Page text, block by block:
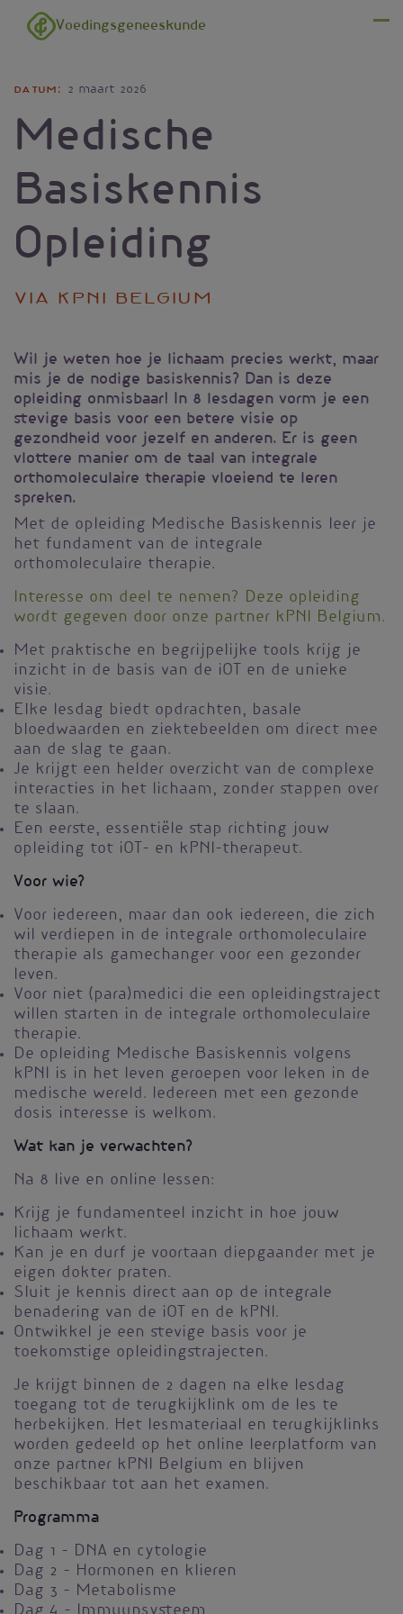
Overslaan en naar de inhoud gaan
Voedingsgeneeskunde
Datum 2 maart 2026
Medische
Basiskennis
Opleiding
via kPNI Belgium
Wil je weten hoe je lichaam precies werkt, maar
mis je de nodige basiskennis? Dan is deze
opleiding onmisbaar! In 8 lesdagen vorm je een
stevige basis voor een betere visie op
gezondheid voor jezelf en anderen. Er is geen
vlottere manier om de taal van integrale
orthomoleculaire therapie vloeiend te leren
spreken.
Met de opleiding Medische Basiskennis leer je
het fundament van de integrale
orthomoleculaire therapie.
Interesse om deel te nemen? Deze opleiding
wordt gegeven door onze partner kPNI Belgium.
Met praktische en begrijpelijke tools krijg je
inzicht in de basis van de iOT en de unieke
visie.
Elke lesdag biedt opdrachten, basale
bloedwaarden en ziektebeelden om direct mee
aan de slag te gaan.
Je krijgt een helder overzicht van de complexe
interacties in het lichaam, zonder stappen over
te slaan.
Een eerste, essentiële stap richting jouw
opleiding tot iOT- en kPNI-therapeut.
Voor wie?
Voor iedereen, maar dan ook iedereen, die zich
wil verdiepen in de integrale orthomoleculaire
therapie als gamechanger voor een gezonder
leven.
Voor niet (para)medici die een opleidingstraject
willen starten in de integrale orthomoleculaire
therapie.
De opleiding Medische Basiskennis volgens
kPNI is in het leven geroepen voor leken in de
medische wereld. Iedereen met een gezonde
dosis interesse is welkom.
Wat kan je verwachten?
Na 8 live en online lessen:
Krijg je fundamenteel inzicht in hoe jouw
lichaam werkt.
Kan je en durf je voortaan diepgaander met je
eigen dokter praten.
Sluit je kennis direct aan op de integrale
benadering van de iOT en de kPNI.
Ontwikkel je een stevige basis voor je
toekomstige opleidingstrajecten.
Je krijgt binnen de 2 dagen na elke lesdag
toegang tot de terugkijklink om de les te
herbekijken. Het lesmateriaal en terugkijklinks
worden gedeeld op het online leerplatform van
onze partner kPNI Belgium en blijven
beschikbaar tot aan het examen.
Programma
Dag 1 - DNA en cytologie
Dag 2 - Hormonen en klieren
Dag 3 - Metabolisme